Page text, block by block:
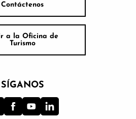
Contáctenos
a la Oficina de
Turismo
SÍGANOS